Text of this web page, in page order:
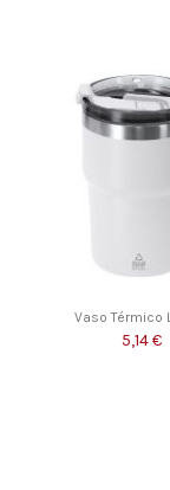
Vaso Térmico
5,14 €